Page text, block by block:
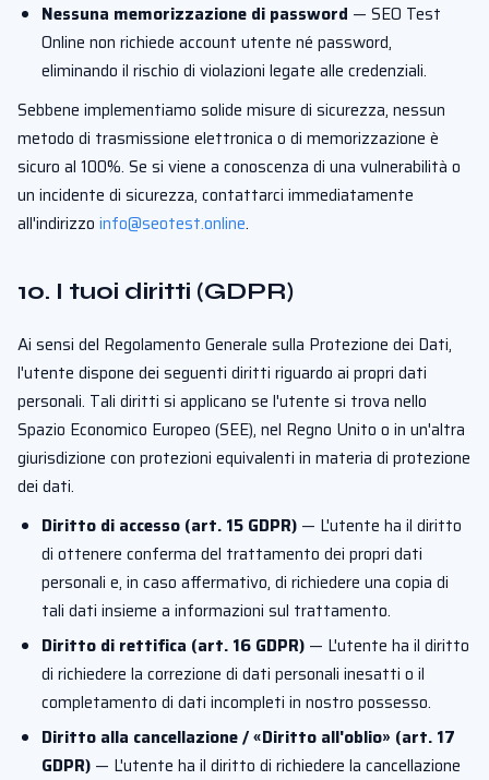
Nessuna memorizzazione di password — SEO Test
Online non richiede account utente né password,
eliminando il rischio di violazioni legate alle credenziali.
Sebbene implementiamo solide misure di sicurezza, nessun
metodo di trasmissione elettronica o di memorizzazione è
sicuro al 100%. Se si viene a conoscenza di una vulnerabilità o
un incidente di sicurezza, contattarci immediatamente
all'indirizzo info@seotest.online.
10. I tuoi diritti (GDPR)
Ai sensi del Regolamento Generale sulla Protezione dei Dati,
l'utente dispone dei seguenti diritti riguardo ai propri dati
personali. Tali diritti si applicano se l'utente si trova nello
Spazio Economico Europeo (SEE), nel Regno Unito o in un'altra
giurisdizione con protezioni equivalenti in materia di protezione
dei dati.
Diritto di accesso (art. 15 GDPR) — L'utente ha il diritto
di ottenere conferma del trattamento dei propri dati
personali e, in caso affermativo, di richiedere una copia di
tali dati insieme a informazioni sul trattamento.
Diritto di rettifica (art. 16 GDPR) — L'utente ha il diritto
di richiedere la correzione di dati personali inesatti o il
completamento di dati incompleti in nostro possesso.
Diritto alla cancellazione / «Diritto all'oblio» (art. 17
GDPR) — L'utente ha il diritto di richiedere la cancellazione